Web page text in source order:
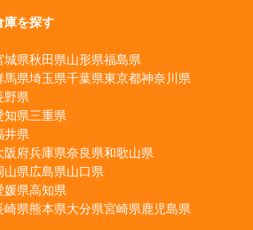
庫を探す
城県秋田県山形県福島県
馬県埼玉県千葉県東京都神奈川県
野県
知県三重県
井県
阪府兵庫県奈良県和歌山県
山県広島県山口県
媛県高知県
崎県熊本県大分県宮崎県鹿児島県